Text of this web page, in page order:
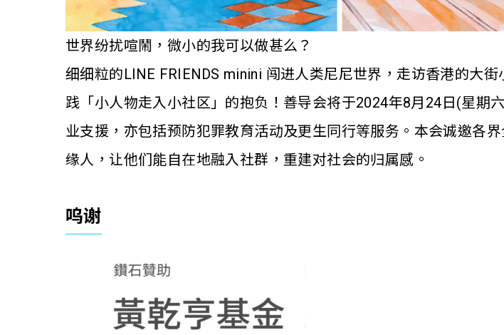
世界纷扰喧鬧，微小的我可以做甚么？
细细粒的LINE FRIENDS minini 闯进人类尼尼世界，走访香港的大
践「小人物走入小社区」的抱负！善导会将于2024年8月24日(星期
业支援，亦包括预防犯罪教育活动及更生同行等服务。本会诚邀各
缘人，让他们能自在地融入社群，重建对社会的归属感。
呜谢